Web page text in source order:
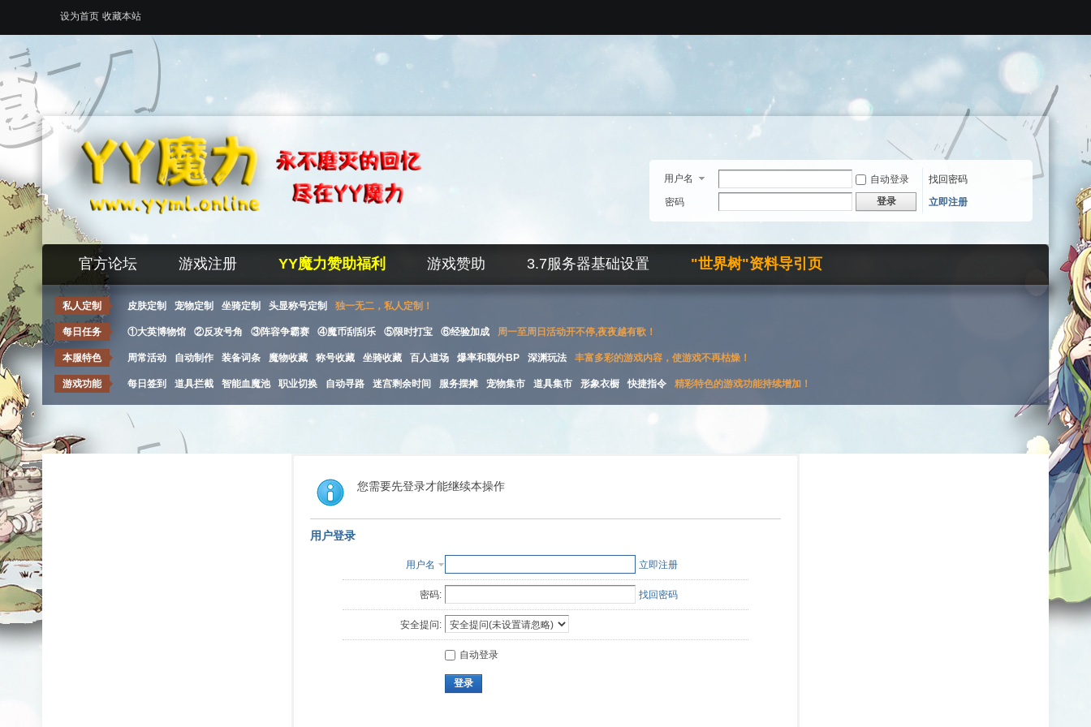
设为首页 收藏本站
用户名 自动登录
找回密码
密码
登录 立即注册
官方论坛 游戏注册 YY魔力赞助福利 游戏赞助 3.7服务器基础设置 "世界树"资料导引页
私人定制 皮肤定制 宠物定制 坐骑定制 头显称号定制 独一无二，私人定制！
每日任务 ①大英博物馆 ②反攻号角 ③阵容争霸赛 ④魔币刮刮乐 ⑤限时打宝 ⑥经验加成 周一至周日活动开不停,夜夜越有歌！
本服特色 周常活动 自动制作 装备词条 魔物收藏 称号收藏 坐骑收藏 百人道场 爆率和额外BP 深渊玩法 丰富多彩的游戏内容，使游戏不再枯燥！
游戏功能 每日签到 道具拦截 智能血魔池 职业切换 自动寻路 迷宫剩余时间 服务摆摊 宠物集市 道具集市 形象衣橱 快捷指令 精彩特色的游戏功能持续增加！
您需要先登录才能继续本操作
用户登录
用户名 立即注册
密码: 找回密码
安全提问:
自动登录
登录